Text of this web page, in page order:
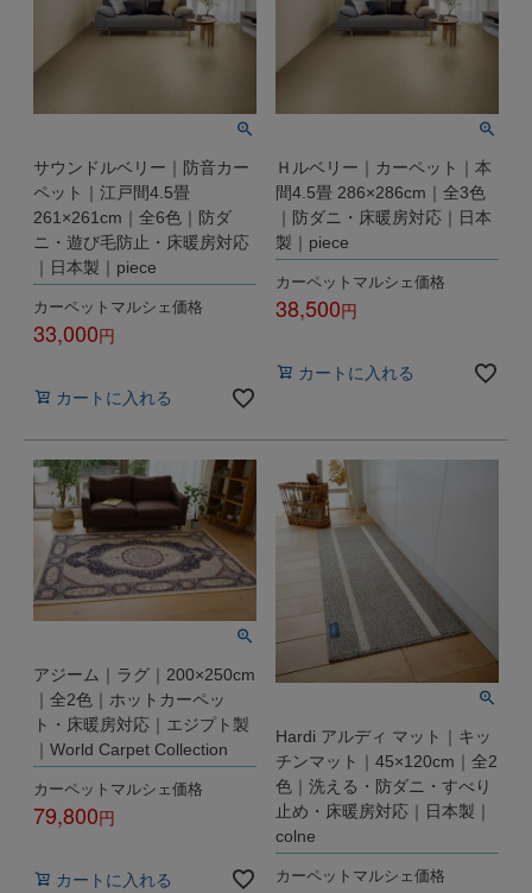
サウンドルベリー｜防音カー
ペット｜江戸間4.5畳
261×261cm｜全6色｜防ダ
ニ・遊び毛防止・床暖房対応
｜日本製｜piece
カーペットマルシェ価格
33,000
カートに入れる
Ｈルベリー｜カーペット｜本
間4.5畳 286×286cm｜全3色
｜防ダニ・床暖房対応｜日本
製｜piece
カーペットマルシェ価格
38,500
カートに入れる
アジーム｜ラグ｜200×250cm
｜全2色｜ホットカーペッ
ト・床暖房対応｜エジプト製
｜World Carpet Collection
カーペットマルシェ価格
79,800
カートに入れる
Hardi アルディ マット｜キッ
チンマット｜45×120cm｜全2
色｜洗える・防ダニ・すべり
止め・床暖房対応｜日本製｜
colne
カーペットマルシェ価格